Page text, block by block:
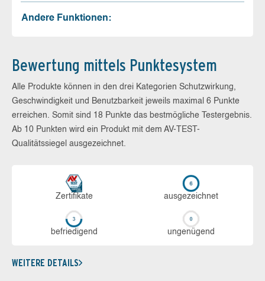
Andere Funktionen:
Bewertung mittels Punktesystem
Alle Produkte können in den drei Kategorien Schutzwirkung,
Geschwindigkeit und Benutzbarkeit jeweils maximal 6 Punkte
erreichen. Somit sind 18 Punkte das bestmögliche Testergebnis.
Ab 10 Punkten wird ein Produkt mit dem AV-TEST-
Qualitätssiegel ausgezeichnet.
Zerti­fikate aus­ge­zeich­net
be­frie­di­gend un­ge­nü­gend
WEITERE DETAILS